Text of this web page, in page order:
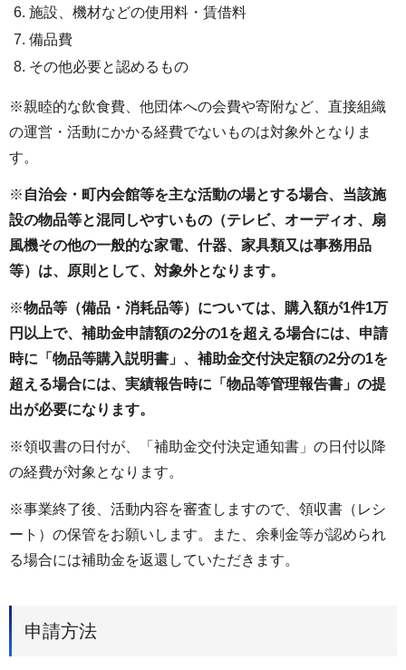
施設、機材などの使用料・賃借料
備品費
その他必要と認めるもの
※親睦的な飲食費、他団体への会費や寄附など、直接組織
の運営・活動にかかる経費でないものは対象外となりま
す。
※ 自治会・町内会館等を主な活動の場とする場合、当該施
設の物品等と混同しやすいもの（テレビ、オーディオ、扇
風機その他の一般的な家電、什器、家具類又は事務用品
等）は、原則として、対象外となります。
※物品等（備品・消耗品等）については、購入額が1件1万
円以上で、補助金申請額の2分の1を超える場合には、申請
時に「物品等購入説明書」、補助金交付決定額の2分の1を
超える場合には、実績報告時に「物品等管理報告書」の提
出が必要になります。
※領収書の日付が、「補助金交付決定通知書」の日付以降
の経費が対象となります。
※事業終了後、活動内容を審査しますので、領収書（レシ
ート）の保管をお願いします。また、余剰金等が認められ
る場合には補助金を返還していただきます。
申請方法